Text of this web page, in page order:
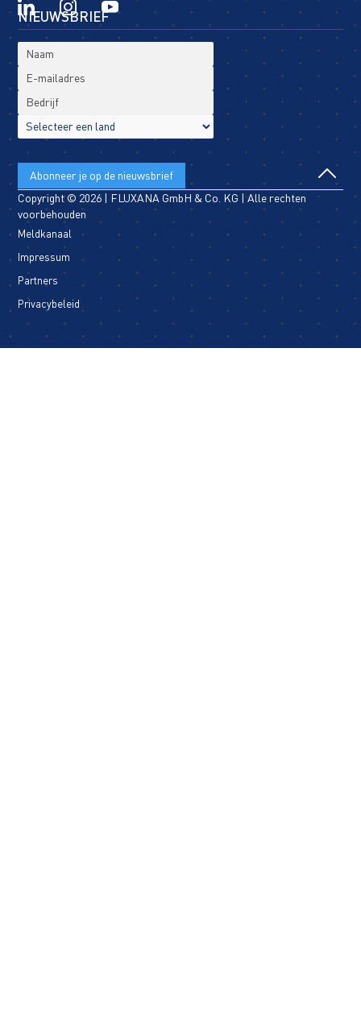
NIEUWSBRIEF
Copyright © 2026 | FLUXANA GmbH & Co. KG | Alle rechten
voorbehouden
Meldkanaal
Impressum
Partners
Privacybeleid